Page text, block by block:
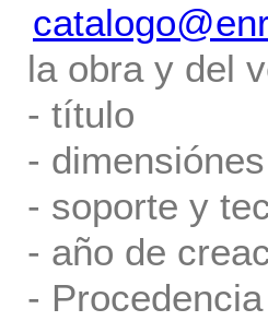
la obra y del
- título
- dimensiónes
- soporte y
- año de
- Procedencia